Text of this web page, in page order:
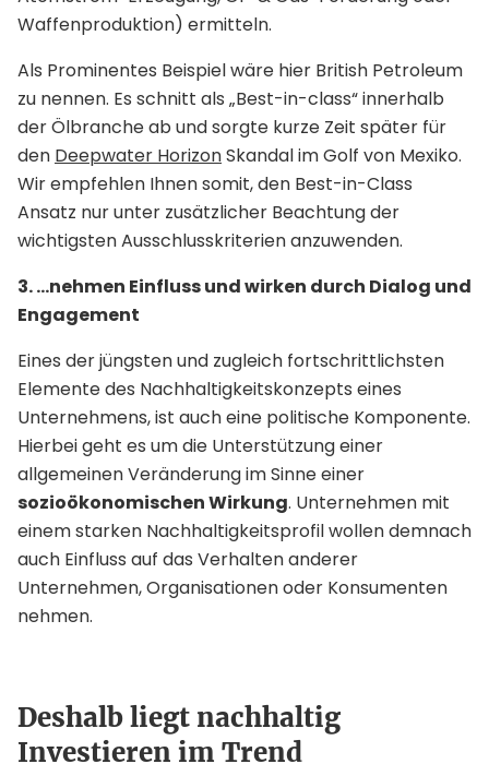
Waffenproduktion) ermitteln.
Als Prominentes Beispiel wäre hier British Petroleum
zu nennen. Es schnitt als „Best-in-class“ innerhalb
der Ölbranche ab und sorgte kurze Zeit später für
den Deepwater HorizonSkandal im Golf von Mexiko.
Wir empfehlen Ihnen somit, den Best-in-Class
Ansatz nur unter zusätzlicher Beachtung der
wichtigsten Ausschlusskriterien anzuwenden.
3. …nehmen Einfluss und wirken durch Dialog und
Engagement
Eines der jüngsten und zugleich fortschrittlichsten
Elemente des Nachhaltigkeitskonzepts eines
Unternehmens, ist auch eine politische Komponente.
Hierbei geht es um die Unterstützung einer
allgemeinen Veränderung im Sinne einer
sozioökonomischen Wirkung. Unternehmen mit
einem starken Nachhaltigkeitsprofil wollen demnach
auch Einfluss auf das Verhalten anderer
Unternehmen, Organisationen oder Konsumenten
nehmen.
Deshalb liegt nachhaltig
Investieren im Trend